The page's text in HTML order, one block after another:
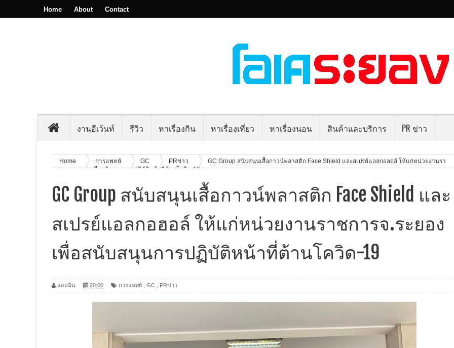
Home About Contact
งานอีเว้นท์ รีวิว หาเรื่องกิน หาเรื่องเที่ยว หาเรื่องนอน สินค้าและบริการ PR ข่าว
Home การแพทย์ GC PRข่าว
GC Group สนับสนุนเสื้อกาวน์พลาสติก Face Shield และสเปรย์แอลกอฮอล์ ให้แก่หน่วยงานรา
ชการจ.ระยอง เพื่อสนับสนุนการปฏิบัติหน้าที่ต้านโควิด-19
GC Group สนับสนุนเสื้อกาวน์พลาสติก Face Shield และ
สเปรย์แอลกอฮอล์ ให้แก่หน่วยงานราชการจ.ระยอง
เพื่อสนับสนุนการปฏิบัติหน้าที่ต้านโควิด-19
แอดมิน 20:00 การแพทย์ GC PRข่าว